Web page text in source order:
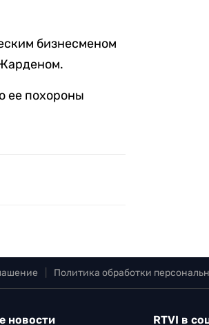
бизнесменом
ее похороны
Политика обработки
новости RTVI в